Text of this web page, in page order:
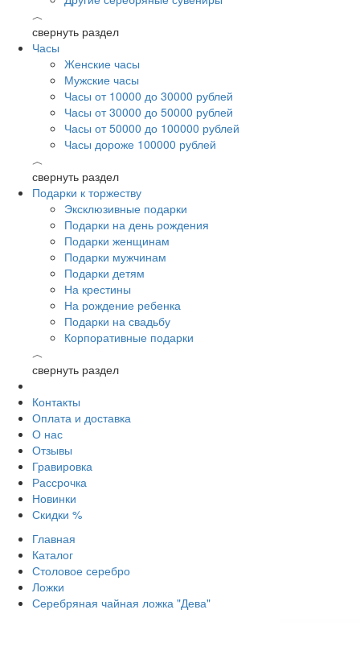
︿
свернуть раздел
Часы
Женские часы
Мужские часы
Часы от 10000 до 30000 рублей
Часы от 30000 до 50000 рублей
Часы от 50000 до 100000 рублей
Часы дороже 100000 рублей
︿
свернуть раздел
Подарки к торжеству
Эксклюзивные подарки
Подарки на день рождения
Подарки женщинам
Подарки мужчинам
Подарки детям
На крестины
На рождение ребенка
Подарки на свадьбу
Корпоративные подарки
︿
свернуть раздел
Контакты
Оплата и доставка
О нас
Отзывы
Гравировка
Рассрочка
Новинки
Скидки %
Главная
Каталог
Столовое серебро
Ложки
Серебряная чайная ложка "Дева"